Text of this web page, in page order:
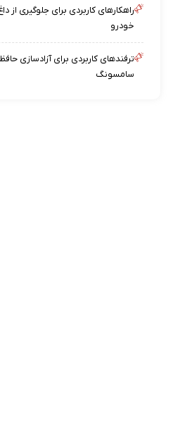
راهکارهای کاربردی برای جلوگیری
خودرو
ترفندهای کاربردی برای آزادسازی
سامسونگ